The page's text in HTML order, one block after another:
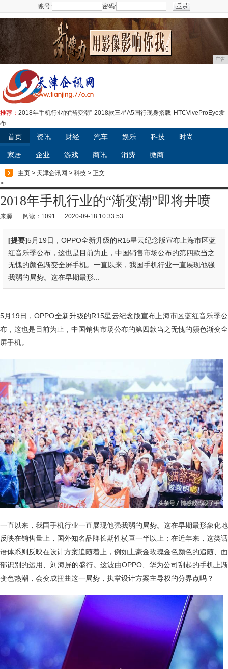
账号: 密码:
广告
推荐： 2018年手机行业的“渐变潮” 2018款三星A5国行现身搭载 HTCViveProEye发
布
首页 资讯 财经 汽车 娱乐 科技 时尚
家居 企业 游戏 商讯 消费 微商
主页 > 天津企讯网 > 科技 > 正文
>
2018年手机行业的“渐变潮”即将井喷
来源: 阅读：1091 2020-09-18 10:33:53
[提要]5月19日，OPPO全新升级的R15星云纪念版宣布上海市区蓝
红音乐季公布，这也是目前为止，中国销售市场公布的第四款当之
无愧的颜色渐变全屏手机。一直以来，我国手机行业一直展现他强
我弱的局势。这在早期最形...
5月19日，OPPO全新升级的R15星云纪念版宣布上海市区蓝红音乐季公
布，这也是目前为止，中国销售市场公布的第四款当之无愧的颜色渐变全
屏手机。
一直以来，我国手机行业一直展现他强我弱的局势。这在早期最形象化地
反映在销售量上，国外知名品牌长期性横亘一半以上；在近年来，这类话
语体系则反映在设计方案追随着上，例如土豪金玫瑰金色颜色的追随、面
部识别的运用、刘海屏的盛行。这波由OPPO、华为公司刮起的手机上渐
变色热潮，会变成扭曲这一局势，执掌设计方案主导权的分界点吗？